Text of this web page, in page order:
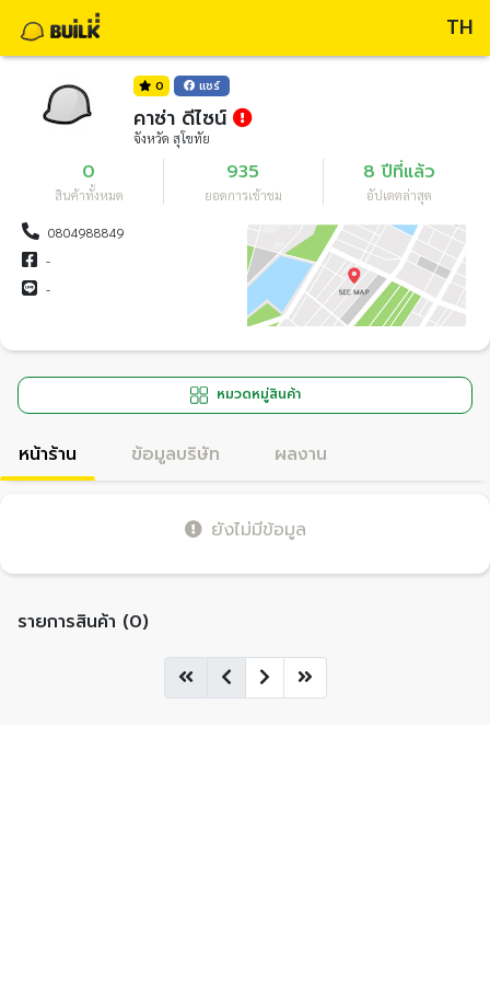
TH
0 แชร์
คาซ่า ดีไซน์
จังหวัด สุโขทัย
0
สินค้าทั้งหมด
935
ยอดการเข้าชม
8 ปีที่แล้ว
อัปเดตล่าสุด
0804988849
-
-
หมวดหมู่สินค้า
หน้าร้าน ข้อมูลบริษัท ผลงาน
ยังไม่มีข้อมูล
รายการสินค้า (0)